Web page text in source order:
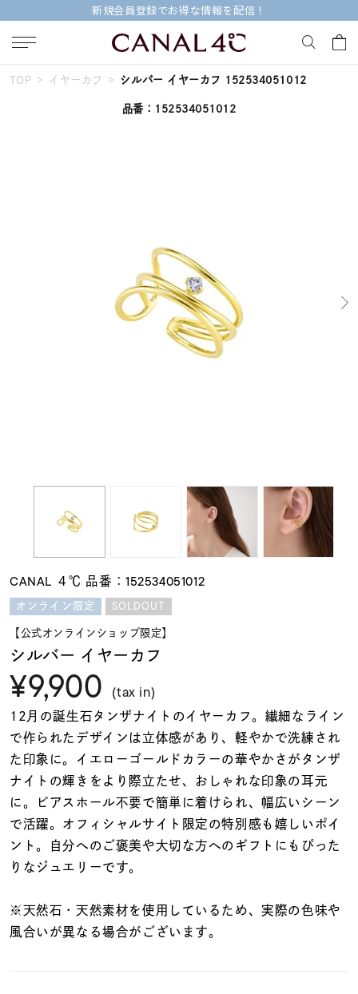
新規会員登録でお得な情報を配信！
キーワードで検索する
石の色
ファッションテイス
ト
着用シーン
コレクション
レディース
リングサイズ
メンズ
リングサイズ
～
TOP イヤーカフ シルバー イヤーカフ 152534051012
品番：152534051012
CANAL ４℃ 品番：152534051012
オンライン限定
SOLDOUT
【公式オンラインショップ限定】
シルバー イヤーカフ
¥9,900 (tax in)
12月の誕生石タンザナイトのイヤーカフ。繊細なライン
で作られたデザインは立体感があり、軽やかで洗練され
た印象に。イエローゴールドカラーの華やかさがタンザ
ナイトの輝きをより際立たせ、おしゃれな印象の耳元
に。ピアスホール不要で簡単に着けられ、幅広いシーン
で活躍。オフィシャルサイト限定の特別感も嬉しいポイ
ント。自分へのご褒美や大切な方へのギフトにもぴった
りなジュエリーです。
※天然石・天然素材を使用しているため、実際の色味や
風合いが異なる場合がございます。